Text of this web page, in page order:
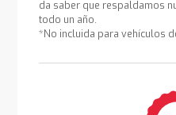
da saber que respaldamos
todo un año.
*No incluida para vehículos